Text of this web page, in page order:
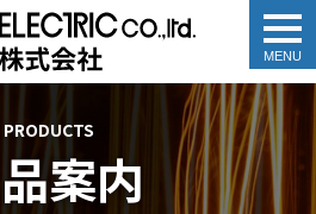
PRODUCTS
案内